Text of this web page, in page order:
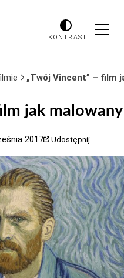
KONTRAST
„Twój Vincent” – film
jak malowany
2017 Udostępnij